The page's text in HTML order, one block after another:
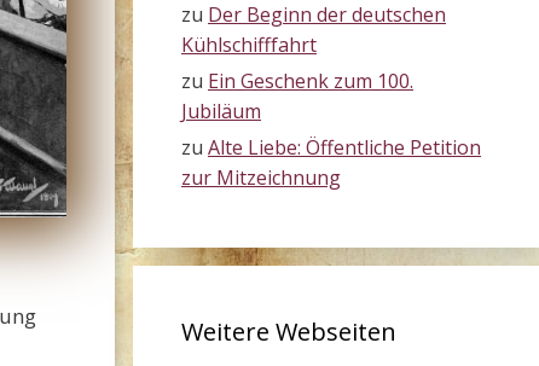
zu Der Beginn der deutschen
Kühlschifffahrt
zu Ein Geschenk zum 100.
Jubiläum
zu Alte Liebe: Öffentliche Petition
zur Mitzeichnung
Weitere Webseiten